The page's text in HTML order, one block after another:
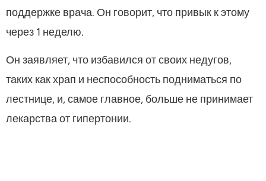
поддержке врача. Он говорит, что привык к этому
через 1 неделю.
Он заявляет, что избавился от своих недугов,
таких как храп и неспособность подниматься по
лестнице, и, самое главное, больше не принимает
лекарства от гипертонии.